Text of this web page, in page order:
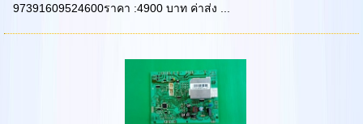
97391609524600ราคา :4900 บาท ค่าส่ง ...